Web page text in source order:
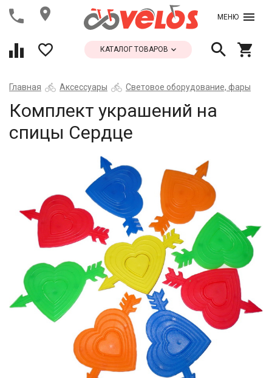
МЕНЮ
КАТАЛОГ ТОВАРОВ
Главная Аксессуары Световое оборудование, фары
Комплект украшений на
спицы Сердце